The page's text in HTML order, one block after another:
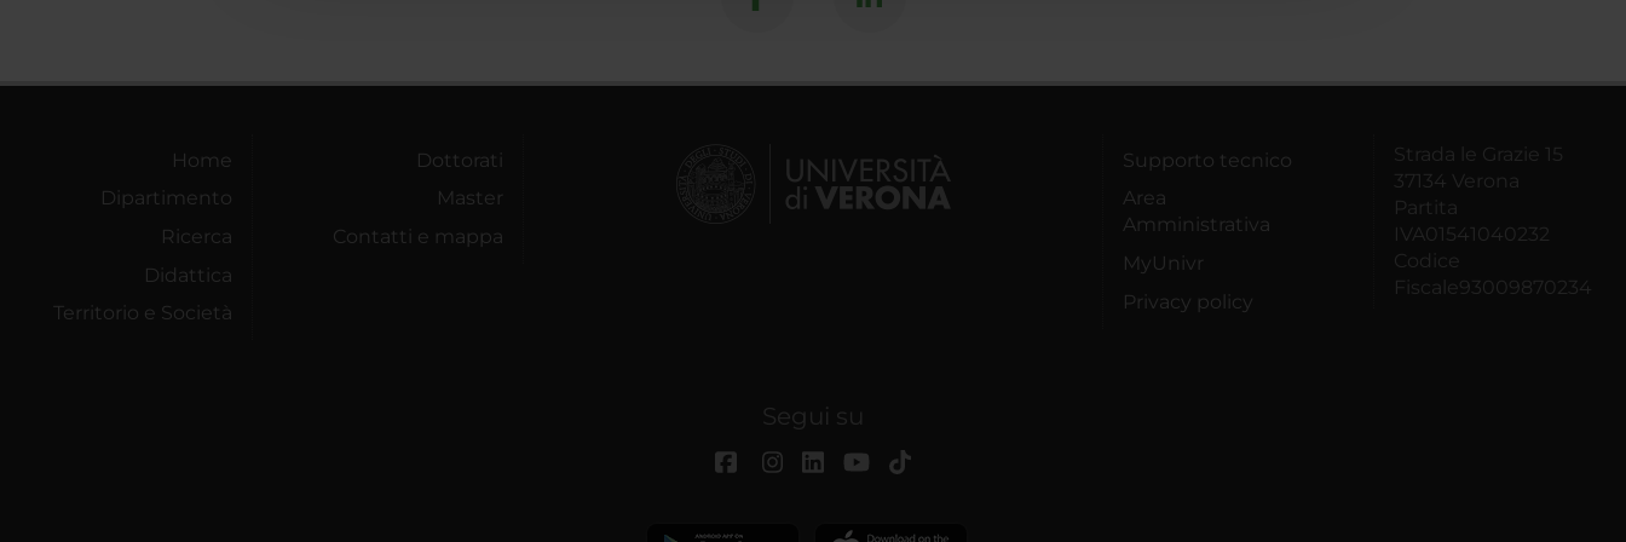
Home
Dipartimento
Ricerca
Didattica
Territorio e Società
Dottorati
Master
Contatti e mappa
Supporto tecnico
Area
Amministrativa
MyUnivr
Privacy policy
Strada le Grazie 15
37134 Verona
Partita
IVA01541040232
Codice
Fiscale93009870234
Segui su